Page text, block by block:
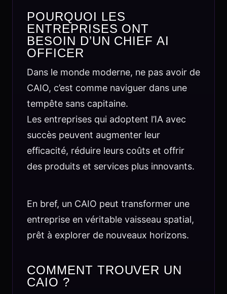
POURQUOI LES
ENTREPRISES ONT
BESOIN D’UN CHIEF AI
OFFICER
Dans le monde moderne, ne pas avoir de
CAIO, c’est comme naviguer dans une
tempête sans capitaine.
Les entreprises qui adoptent l’IA avec
succès peuvent augmenter leur
efficacité, réduire leurs coûts et offrir
des produits et services plus innovants.
En bref, un CAIO peut transformer une
entreprise en véritable vaisseau spatial,
prêt à explorer de nouveaux horizons.
COMMENT TROUVER UN
CAIO ?